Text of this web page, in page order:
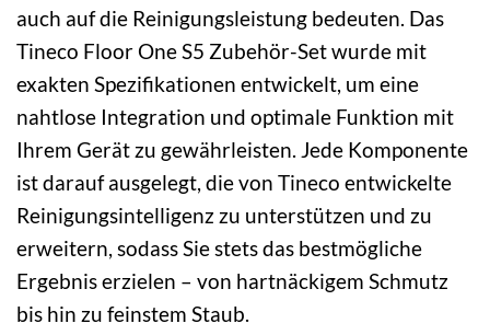
auch auf die Reinigungsleistung bedeuten. Das
Tineco Floor One S5 Zubehör-Set wurde mit
exakten Spezifikationen entwickelt, um eine
nahtlose Integration und optimale Funktion mit
Ihrem Gerät zu gewährleisten. Jede Komponente
ist darauf ausgelegt, die von Tineco entwickelte
Reinigungsintelligenz zu unterstützen und zu
erweitern, sodass Sie stets das bestmögliche
Ergebnis erzielen – von hartnäckigem Schmutz
bis hin zu feinstem Staub.